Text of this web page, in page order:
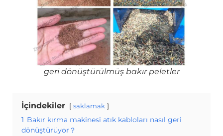
geri dönüştürülmüş bakır peletler
İçindekiler saklamak
1 Bakır kırma makinesi atık kabloları nasıl geri
dönüştürüyor？